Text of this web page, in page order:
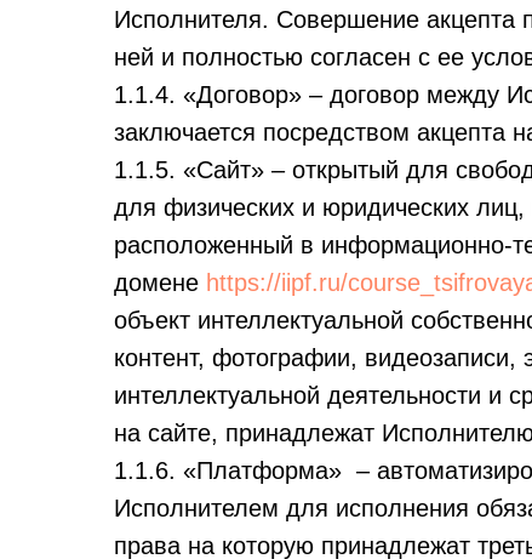
Исполнителя. Совершение акцепта
ней и полностью согласен с ее
1.1.4. «Договор» – договор между
заключается посредством акцепта
1.1.5. «Сайт» – открытый для
для физических и юридических
расположенный в информационно-
домене https://iipf.ru/
объект интеллектуальной
контент, фотографии,
интеллектуальной деятельности и
на сайте, принадлежат
1.1.6. «Платформа» –
Исполнителем для исполнения
права на которую принадлежат